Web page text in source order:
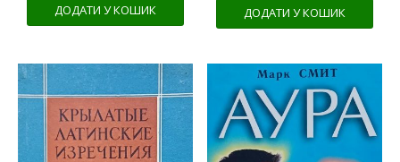
ДОДАТИ У КОШИК ДОДАТИ У КОШИК